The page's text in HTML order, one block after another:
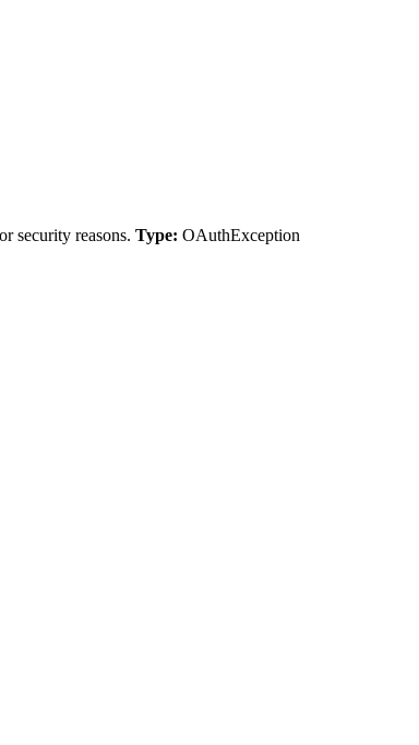
security reasons. Type: OAuthException